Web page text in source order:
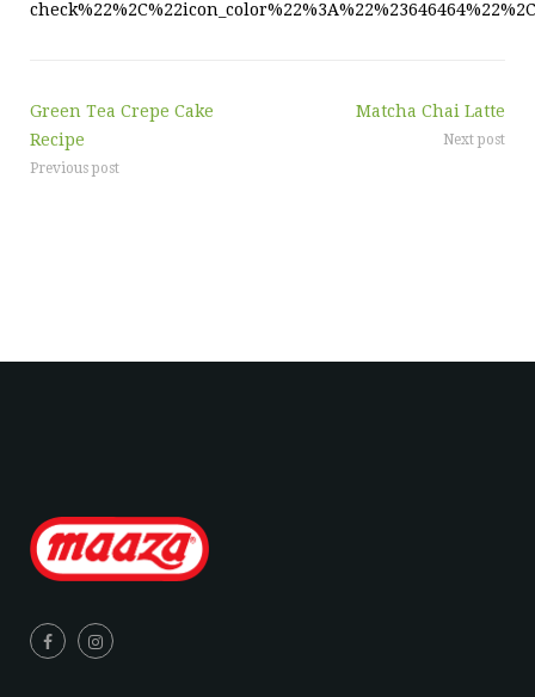
Green Tea Crepe Cake
Recipe
Previous post
Matcha Chai Latte
Next post